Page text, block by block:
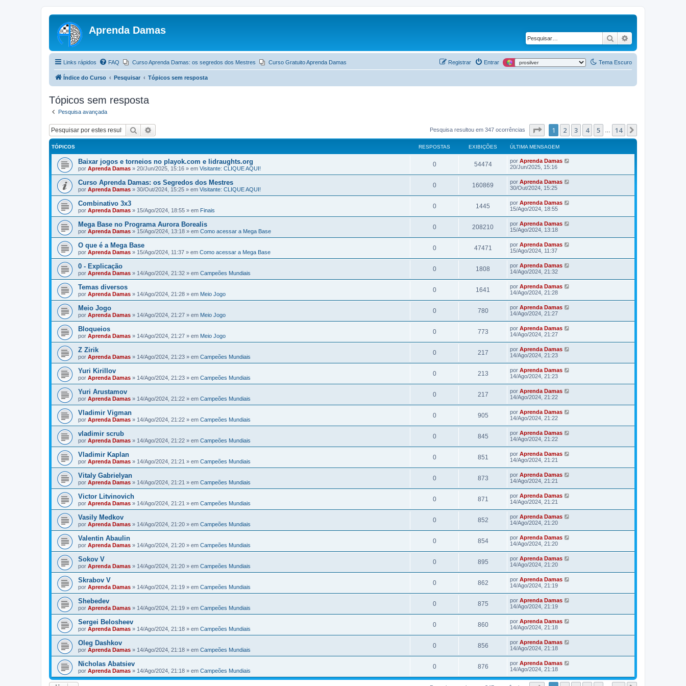
Aprenda Damas
Pesquisar
Links rápidos Tema Escuro
FAQ Curso Aprenda Damas: os segredos dos Mestres Curso Gratuito Aprenda Damas Entrar
Registrar
Índice do Curso Pesquisar Tópicos sem resposta
Tópicos sem resposta
Pesquisa avançada
Pesquisar Pesquisa resultou em 347 ocorrências Página de 14
1 2 3 4 5 14
TÓPICOS RESPOSTAS EXIBIÇÕES ÚLTIMA MENSAGEM
Baixar jogos e torneios no playok.com e lidraughts.org
por Aprenda Damas » 20/Jun/2025, 15:16 » em Visitante: CLIQUE AQUI!
0 54474 por Aprenda Damas
20/Jun/2025, 15:16
Curso Aprenda Damas: os Segredos dos Mestres
por Aprenda Damas » 30/Out/2024, 15:25 » em Visitante: CLIQUE AQUI!
0 160869 por Aprenda Damas
30/Out/2024, 15:25
Combinativo 3x3
por Aprenda Damas » 15/Ago/2024, 18:55 » em Finais
0 1445 por Aprenda Damas
15/Ago/2024, 18:55
Mega Base no Programa Aurora Borealis
por Aprenda Damas » 15/Ago/2024, 13:18 » em Como acessar a Mega Base
0 208210 por Aprenda Damas
15/Ago/2024, 13:18
O que é a Mega Base
por Aprenda Damas » 15/Ago/2024, 11:37 » em Como acessar a Mega Base
0 47471 por Aprenda Damas
15/Ago/2024, 11:37
0 - Explicação
por Aprenda Damas » 14/Ago/2024, 21:32 » em Campeões Mundiais
0 1808 por Aprenda Damas
14/Ago/2024, 21:32
Temas diversos
por Aprenda Damas » 14/Ago/2024, 21:28 » em Meio Jogo
0 1641 por Aprenda Damas
14/Ago/2024, 21:28
Meio Jogo
por Aprenda Damas » 14/Ago/2024, 21:27 » em Meio Jogo
0 780 por Aprenda Damas
14/Ago/2024, 21:27
Bloqueios
por Aprenda Damas » 14/Ago/2024, 21:27 » em Meio Jogo
0 773 por Aprenda Damas
14/Ago/2024, 21:27
Z Zirik
por Aprenda Damas » 14/Ago/2024, 21:23 » em Campeões Mundiais
0 217 por Aprenda Damas
14/Ago/2024, 21:23
Yuri Kirillov
por Aprenda Damas » 14/Ago/2024, 21:23 » em Campeões Mundiais
0 213 por Aprenda Damas
14/Ago/2024, 21:23
Yuri Arustamov
por Aprenda Damas » 14/Ago/2024, 21:22 » em Campeões Mundiais
0 217 por Aprenda Damas
14/Ago/2024, 21:22
Vladimir Vigman
por Aprenda Damas » 14/Ago/2024, 21:22 » em Campeões Mundiais
0 905 por Aprenda Damas
14/Ago/2024, 21:22
vladimir scrub
por Aprenda Damas » 14/Ago/2024, 21:22 » em Campeões Mundiais
0 845 por Aprenda Damas
14/Ago/2024, 21:22
Vladimir Kaplan
por Aprenda Damas » 14/Ago/2024, 21:21 » em Campeões Mundiais
0 851 por Aprenda Damas
14/Ago/2024, 21:21
Vitaly Gabrielyan
por Aprenda Damas » 14/Ago/2024, 21:21 » em Campeões Mundiais
0 873 por Aprenda Damas
14/Ago/2024, 21:21
Victor Litvinovich
por Aprenda Damas » 14/Ago/2024, 21:21 » em Campeões Mundiais
0 871 por Aprenda Damas
14/Ago/2024, 21:21
Vasily Medkov
por Aprenda Damas » 14/Ago/2024, 21:20 » em Campeões Mundiais
0 852 por Aprenda Damas
14/Ago/2024, 21:20
Valentin Abaulin
por Aprenda Damas » 14/Ago/2024, 21:20 » em Campeões Mundiais
0 854 por Aprenda Damas
14/Ago/2024, 21:20
Sokov V
por Aprenda Damas » 14/Ago/2024, 21:20 » em Campeões Mundiais
0 895 por Aprenda Damas
14/Ago/2024, 21:20
Skrabov V
por Aprenda Damas » 14/Ago/2024, 21:19 » em Campeões Mundiais
0 862 por Aprenda Damas
14/Ago/2024, 21:19
Shebedev
por Aprenda Damas » 14/Ago/2024, 21:19 » em Campeões Mundiais
0 875 por Aprenda Damas
14/Ago/2024, 21:19
Sergei Belosheev
por Aprenda Damas » 14/Ago/2024, 21:18 » em Campeões Mundiais
0 860 por Aprenda Damas
14/Ago/2024, 21:18
Oleg Dashkov
por Aprenda Damas » 14/Ago/2024, 21:18 » em Campeões Mundiais
0 856 por Aprenda Damas
14/Ago/2024, 21:18
Nicholas Abatsiev
por Aprenda Damas » 14/Ago/2024, 21:18 » em Campeões Mundiais
0 876 por Aprenda Damas
14/Ago/2024, 21:18